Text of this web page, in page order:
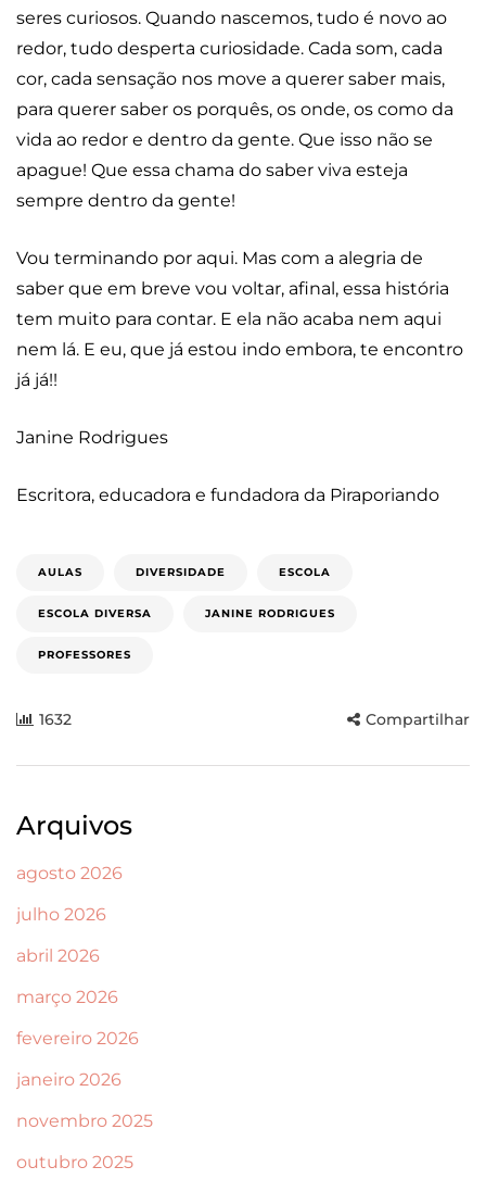
seres curiosos. Quando nascemos, tudo é novo ao
redor, tudo desperta curiosidade. Cada som, cada
cor, cada sensação nos move a querer saber mais,
para querer saber os porquês, os onde, os como da
vida ao redor e dentro da gente. Que isso não se
apague! Que essa chama do saber viva esteja
sempre dentro da gente!
Vou terminando por aqui. Mas com a alegria de
saber que em breve vou voltar, afinal, essa história
tem muito para contar. E ela não acaba nem aqui
nem lá. E eu, que já estou indo embora, te encontro
já já!!
Janine Rodrigues
Escritora, educadora e fundadora da Piraporiando
AULAS DIVERSIDADE ESCOLA
ESCOLA DIVERSA JANINE RODRIGUES
PROFESSORES
1632 Compartilhar
Arquivos
agosto 2026
julho 2026
abril 2026
março 2026
fevereiro 2026
janeiro 2026
novembro 2025
outubro 2025